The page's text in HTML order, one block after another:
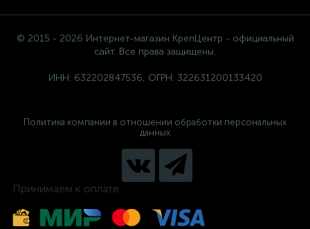
© 2015 - 2026 Интернет-магазин КрепЦентр - официальный
сайт. Все права защищены.
ИНН: 632202847536, ОГРН: 322631200133420
Политика компании в отношении обработки персональных
данных
Принимаем к оплате: